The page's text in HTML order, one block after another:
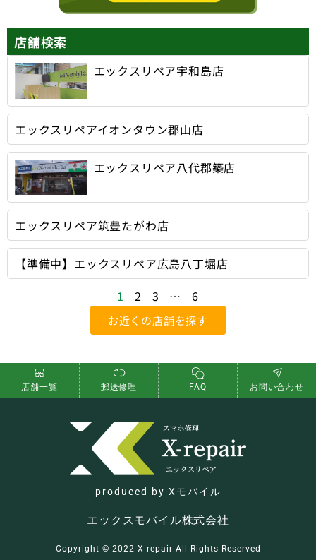
店舗検索
エックスリペア宇和島店
エックスリペアイオンタウン郡山店
エックスリペア八代郡築店
エックスリペア筑豊たがわ店
【準備中】エックスリペア広島八丁堀店
1
2 3 … 6
お近くの店舗を探す
店舗一覧 郵送修理 FAQ お問い合わせ
produced by Xモバイル
エックスモバイル株式会社
Copyright ©︎ 2022 X-repair All Rights Reserved